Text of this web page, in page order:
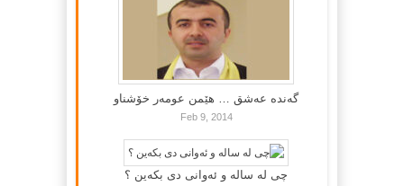
گه‌نده‌ عه‌شق … هێمن عومه‌ر خۆشناو
Feb 9, 2014
چی لە سالە و ئەوانی دی بكەین ؟